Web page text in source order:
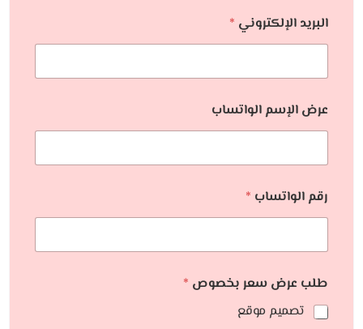
البريد الإلكتروني *
عرض الإسم الواتساب
رقم الواتساب *
طلب عرض سعر بخصوص *
تصميم موقع